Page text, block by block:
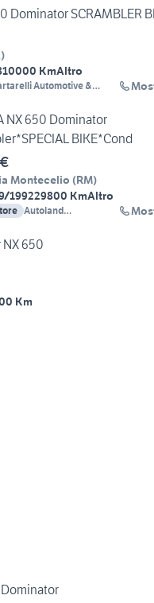
Dominator SCRAMBLER
)
10000 KmAltro
Automotive &
NX 650 Dominator
BIKE*Cond
Montecelio (RM)
199229800 KmAltro
Autoland
650
Km